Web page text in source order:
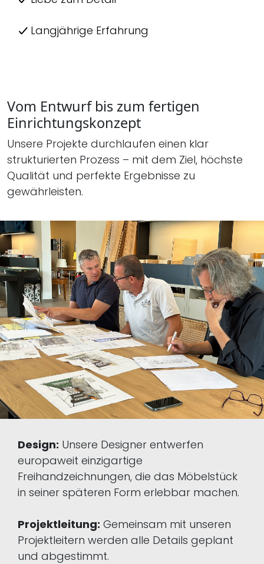
Langjährige Erfahrung
Vom Entwurf bis zum fertigen
Einrichtungskonzept
Unsere Projekte durchlaufen einen klar
strukturierten Prozess – mit dem Ziel, höchste
Qualität und perfekte Ergebnisse zu
gewährleisten.
Design: Unsere Designer entwerfen
europaweit einzigartige
Freihandzeichnungen, die das Möbelstück
in seiner späteren Form erlebbar machen.
Projektleitung: Gemeinsam mit unseren
Projektleitern werden alle Details geplant
und abgestimmt.